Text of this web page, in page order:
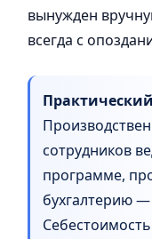
вынужден
всегда с
сотрудников
программе,
бухгалтерию